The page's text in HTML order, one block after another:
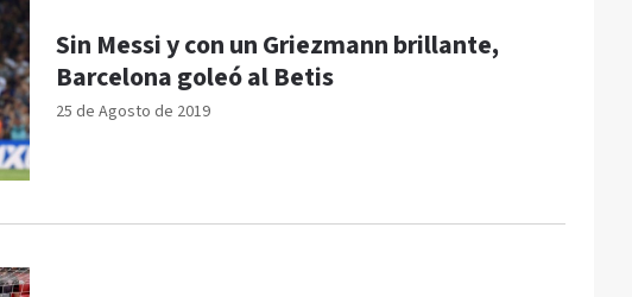
25 de Agosto de 2019
Sin Messi y con un Griezmann brillante,
Barcelona goleó al Betis